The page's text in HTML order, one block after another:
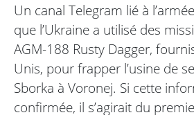
Un canal Telegram lié à
que l’Ukraine a utilisé des
AGM-188 Rusty Dagger,
Unis, pour frapper l’usine de
Sborka à Voronej. Si cette
confirmée, il s’agirait du